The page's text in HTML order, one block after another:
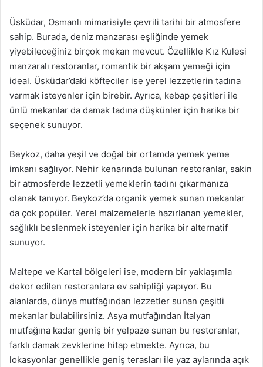
Üsküdar, Osmanlı mimarisiyle çevrili tarihi bir atmosfere
sahip. Burada, deniz manzarası eşliğinde yemek
yiyebileceğiniz birçok mekan mevcut. Özellikle Kız Kulesi
manzaralı restoranlar, romantik bir akşam yemeği için
ideal. Üsküdar’daki köfteciler ise yerel lezzetlerin tadına
varmak isteyenler için birebir. Ayrıca, kebap çeşitleri ile
ünlü mekanlar da damak tadına düşkünler için harika bir
seçenek sunuyor.
Beykoz, daha yeşil ve doğal bir ortamda yemek yeme
imkanı sağlıyor. Nehir kenarında bulunan restoranlar, sakin
bir atmosferde lezzetli yemeklerin tadını çıkarmanıza
olanak tanıyor. Beykoz’da organik yemek sunan mekanlar
da çok popüler. Yerel malzemelerle hazırlanan yemekler,
sağlıklı beslenmek isteyenler için harika bir alternatif
sunuyor.
Maltepe ve Kartal bölgeleri ise, modern bir yaklaşımla
dekor edilen restoranlara ev sahipliği yapıyor. Bu
alanlarda, dünya mutfağından lezzetler sunan çeşitli
mekanlar bulabilirsiniz. Asya mutfağından İtalyan
mutfağına kadar geniş bir yelpaze sunan bu restoranlar,
farklı damak zevklerine hitap etmekte. Ayrıca, bu
lokasyonlar genellikle geniş terasları ile yaz aylarında açık